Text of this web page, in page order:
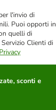
l'invio di
Puoi opporti in
quelli di
Clienti di
sconti e